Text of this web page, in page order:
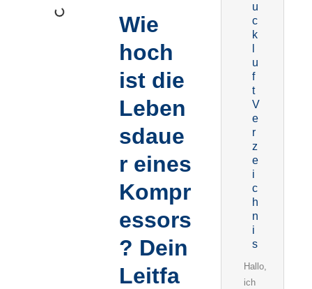
Wie
hoch
ist die
Leben
sdaue
r eines
Kompr
essors
? Dein
Leitfa
u
c
k
u
f
t
V
e
r
z
e
i
c
h
n
i
s
Hallo,
ich